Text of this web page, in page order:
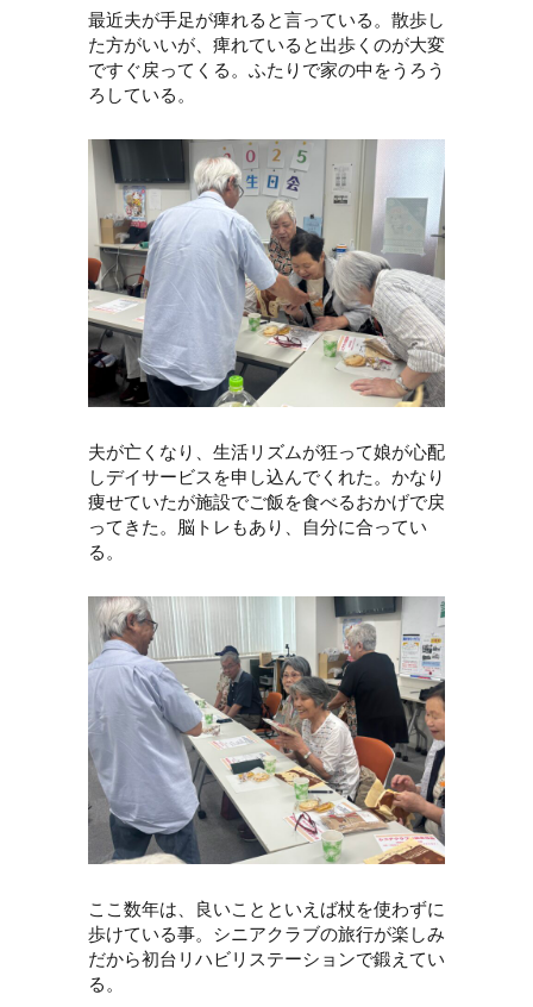
最近夫が手足が痺れると言っている。散歩し
た方がいいが、痺れていると出歩くのが大変
ですぐ戻ってくる。ふたりで家の中をうろう
ろしている。
夫が亡くなり、生活リズムが狂って娘が心配
しデイサービスを申し込んでくれた。かなり
痩せていたが施設でご飯を食べるおかげで戻
ってきた。脳トレもあり、自分に合ってい
る。
ここ数年は、良いことといえば杖を使わずに
歩けている事。シニアクラブの旅行が楽しみ
だから初台リハビリステーションで鍛えてい
る。